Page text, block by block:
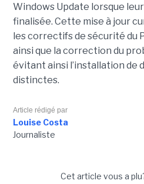
Windows Update lorsque
finalisée. Cette mise à jour
les correctifs de sécurité du
ainsi que la correction du
évitant ainsi l’installation de
distinctes.
Article rédigé par
Louise Costa
Journaliste
Cet article vous a